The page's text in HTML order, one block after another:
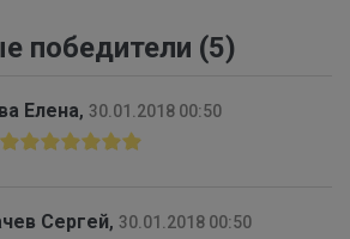
победители (5)
Елена, 30.01.2018 00:50
Сергей, 30.01.2018 00:50